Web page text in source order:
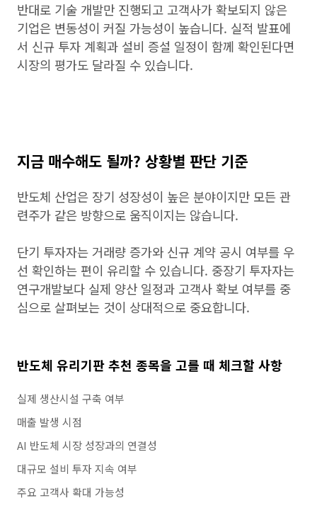
반대로 기술 개발만 진행되고 고객사가 확보되지 않은
기업은 변동성이 커질 가능성이 높습니다. 실적 발표에
서 신규 투자 계획과 설비 증설 일정이 함께 확인된다면
시장의 평가도 달라질 수 있습니다.
지금 매수해도 될까? 상황별 판단 기준
반도체 산업은 장기 성장성이 높은 분야이지만 모든 관
련주가 같은 방향으로 움직이지는 않습니다.
단기 투자자는 거래량 증가와 신규 계약 공시 여부를 우
선 확인하는 편이 유리할 수 있습니다. 중장기 투자자는
연구개발보다 실제 양산 일정과 고객사 확보 여부를 중
심으로 살펴보는 것이 상대적으로 중요합니다.
반도체 유리기판 추천 종목을 고를 때 체크할 사항
실제 생산시설 구축 여부
매출 발생 시점
AI 반도체 시장 성장과의 연결성
대규모 설비 투자 지속 여부
주요 고객사 확대 가능성